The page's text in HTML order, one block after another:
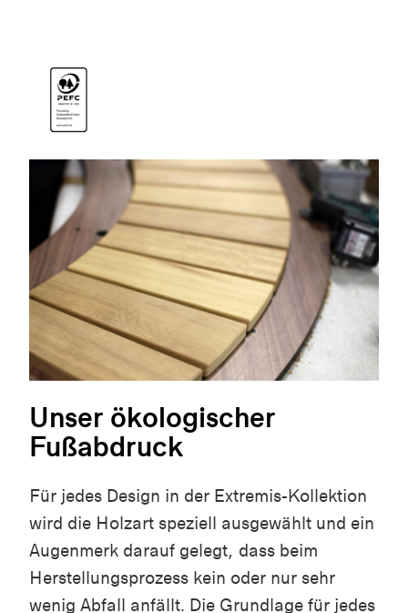
Unser ökologischer
Fußabdruck
Für jedes Design in der Extremis-Kollektion
wird die Holzart speziell ausgewählt und ein
Augenmerk darauf gelegt, dass beim
Herstellungsprozess kein oder nur sehr
wenig Abfall anfällt. Die Grundlage für jedes